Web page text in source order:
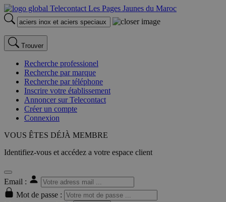
Trouver
Recherche professionel
Recherche par marque
Recherche par téléphone
Inscrire votre établissement
Annoncer sur Telecontact
Créer un compte
Connexion
VOUS ÊTES DÉJÀ MEMBRE
Identifiez-vous et accédez a votre espace client
Email :
Mot de passe :